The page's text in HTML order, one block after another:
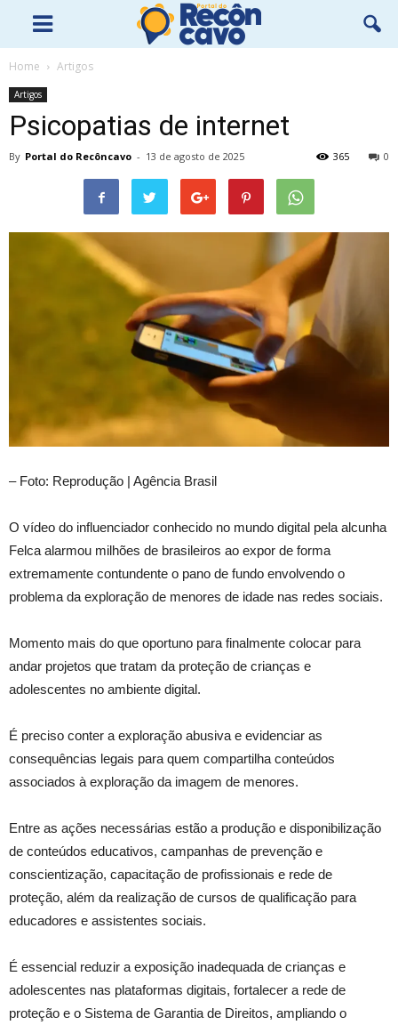
Home Artigos
Artigos
Psicopatias de internet
By Portal do Recôncavo - 13 de agosto de 2025 0
365
– Foto: Reprodução | Agência Brasil
O vídeo do influenciador conhecido no mundo digital pela alcunha
Felca alarmou milhões de brasileiros ao expor de forma
extremamente contundente o pano de fundo envolvendo o
problema da exploração de menores de idade nas redes sociais.
Momento mais do que oportuno para finalmente colocar para
andar projetos que tratam da proteção de crianças e
adolescentes no ambiente digital.
É preciso conter a exploração abusiva e evidenciar as
consequências legais para quem compartilha conteúdos
associados à exploração da imagem de menores.
Entre as ações necessárias estão a produção e disponibilização
de conteúdos educativos, campanhas de prevenção e
conscientização, capacitação de profissionais e rede de
proteção, além da realização de cursos de qualificação para
educadores e assistentes sociais.
É essencial reduzir a exposição inadequada de crianças e
adolescentes nas plataformas digitais, fortalecer a rede de
proteção e o Sistema de Garantia de Direitos, ampliando o